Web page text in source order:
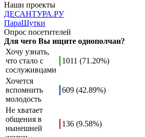
Наши проекты
ДЕСАНТУРА.РУ
ПараШутки
Опрос посетителей
Для чего Вы ищите однополчан?
Хочу узнать,
что стало с
сослуживцами
1011 (71.20%)
Хочется
вспомнить
молодость
609 (42.89%)
Не хватает
общения в
нынешней
136 (9.58%)